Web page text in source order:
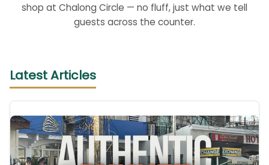
shop at Chalong Circle — no fluff, just what we tell
guests across the counter.
Latest Articles